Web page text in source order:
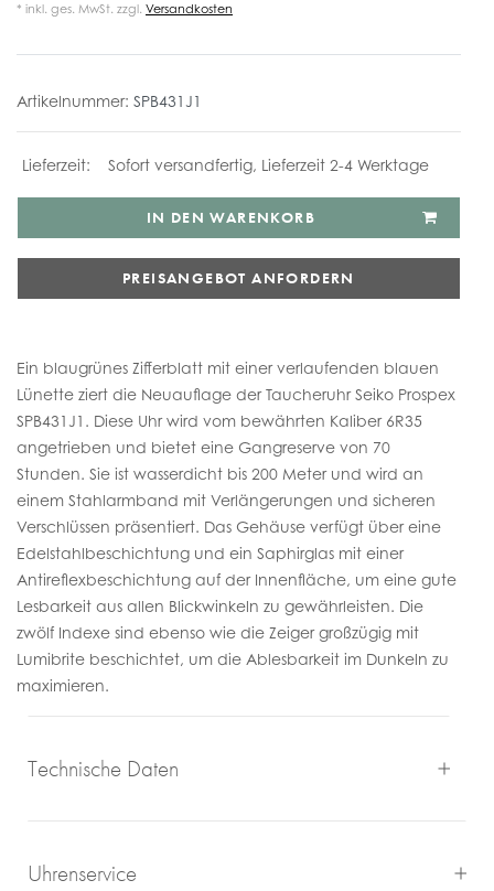
* inkl. ges. MwSt. zzgl. Versandkosten
Artikelnummer: SPB431J1
Sofort versandfertig, Lieferzeit 2-4 Werktage
IN DEN WARENKORB
PREISANGEBOT ANFORDERN
Ein blaugrünes Zifferblatt mit einer verlaufenden blauen
Lünette ziert die Neuauflage der Taucheruhr Seiko Prospex
SPB431J1. Diese Uhr wird vom bewährten Kaliber 6R35
angetrieben und bietet eine Gangreserve von 70
Stunden. Sie ist wasserdicht bis 200 Meter und wird an
einem Stahlarmband mit Verlängerungen und sicheren
Verschlüssen präsentiert. Das Gehäuse verfügt über eine
Edelstahlbeschichtung und ein Saphirglas mit einer
Antireflexbeschichtung auf der Innenfläche, um eine gute
Lesbarkeit aus allen Blickwinkeln zu gewährleisten. Die
zwölf Indexe sind ebenso wie die Zeiger großzügig mit
Lumibrite beschichtet, um die Ablesbarkeit im Dunkeln zu
maximieren.
Technische Daten
Uhrenservice